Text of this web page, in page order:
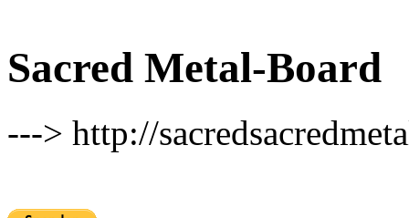
Sacred Metal-Board
---> http://